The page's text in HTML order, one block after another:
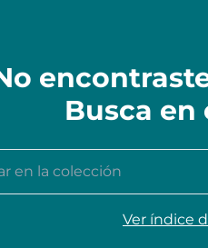
Busca en
la colección
Ver índice